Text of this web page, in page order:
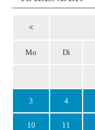
<
Mo Di
3 4
10 11